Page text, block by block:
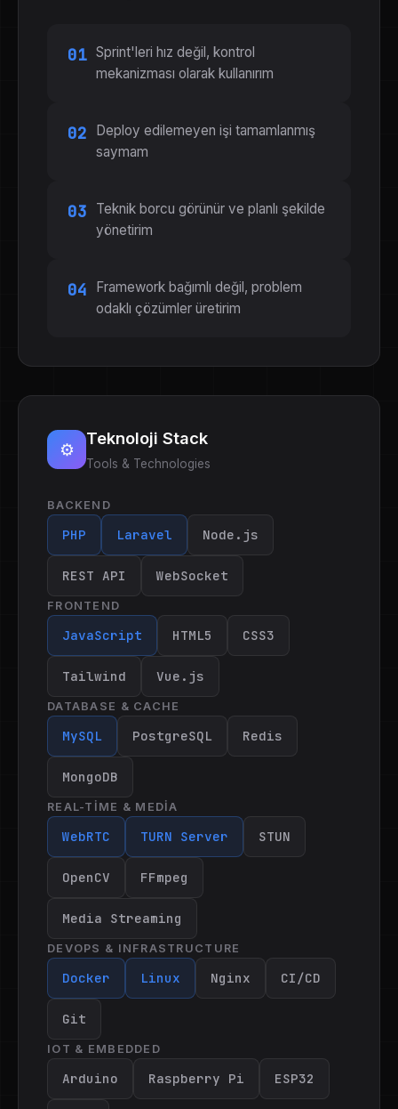
01 Sprint'leri hız değil, kontrol
mekanizması olarak kullanırım
02
Deploy edilemeyen işi tamamlanmış
saymam
03
Teknik borcu görünür ve planlı şekilde
yönetirim
04
Framework bağımlı değil, problem
odaklı çözümler üretirim
⚙️
Teknoloji Stack
Tools & Technologies
BACKEND
PHP Laravel Node.js
REST API WebSocket
FRONTEND
JavaScript HTML5 CSS3
Tailwind Vue.js
DATABASE & CACHE
MySQL PostgreSQL Redis
MongoDB
REAL-TIME & MEDIA
WebRTC TURN Server STUN
OpenCV FFmpeg
Media Streaming
DEVOPS & INFRASTRUCTURE
Docker Linux Nginx CI/CD
Git
IOT & EMBEDDED
Arduino Raspberry Pi ESP32